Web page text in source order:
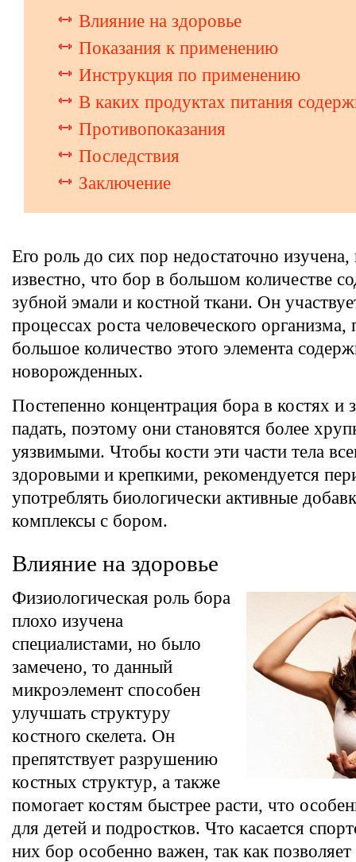
Влияние на здоровье
Показания к применению
Инструкция по применению
В каких продуктах питания
Противопоказания
Последствия
Заключение
Его роль до сих пор недостаточно
известно, что бор в большом количестве
зубной эмали и костной ткани. Он
процессах роста человеческого
большое количество этого элемента
новорожденных.
Постепенно концентрация бора в костях и
падать, поэтому они становятся более
уязвимыми. Чтобы кости эти части тела
здоровыми и крепкими, рекомендуется
употреблять биологически активные
комплексы с бором.
Влияние на здоровье
Физиологическая роль бора
плохо изучена
специалистами, но было
замечено, то данный
микроэлемент способен
улучшать структуру
костного скелета. Он
препятствует разрушению
костных структур, а также
помогает костям быстрее расти, что
для детей и подростков. Что касается
них бор особенно важен, так как